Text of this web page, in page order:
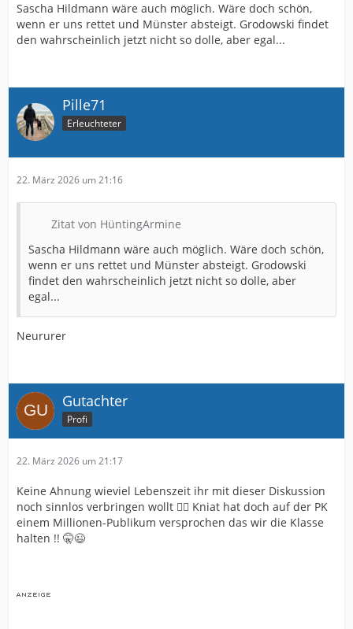
Sascha Hildmann wäre auch möglich. Wäre doch schön,
wenn er uns rettet und Münster absteigt. Grodowski findet
den wahrscheinlich jetzt nicht so dolle, aber egal...
Pille71
Erleuchteter
22. März 2026 um 21:16
Zitat von HüntingArmine
Sascha Hildmann wäre auch möglich. Wäre doch schön,
wenn er uns rettet und Münster absteigt. Grodowski
findet den wahrscheinlich jetzt nicht so dolle, aber
egal...
Neururer
Gutachter
Profi
22. März 2026 um 21:17
Keine Ahnung wieviel Lebenszeit ihr mit dieser Diskussion
noch sinnlos verbringen wollt 🤷‍♂️ Kniat hat doch auf der PK
einem Millionen-Publikum versprochen das wir die Klasse
halten !! 🤫😉